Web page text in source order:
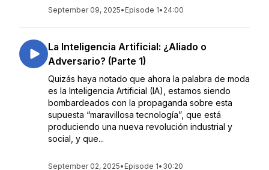
September 09, 2025• Episode 1• 24:00
La Inteligencia Artificial: ¿Aliado o
Adversario? (Parte 1)
Quizás haya notado que ahora la palabra de moda
es la Inteligencia Artificial (IA), estamos siendo
bombardeados con la propaganda sobre esta
supuesta “maravillosa tecnología”, que está
produciendo una nueva revolución industrial y
social, y que...
September 02, 2025• Episode 1• 30:20